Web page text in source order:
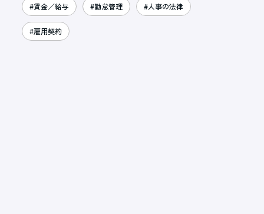
#賃金／給与 #勤怠管理 #人事の法律
#雇用契約